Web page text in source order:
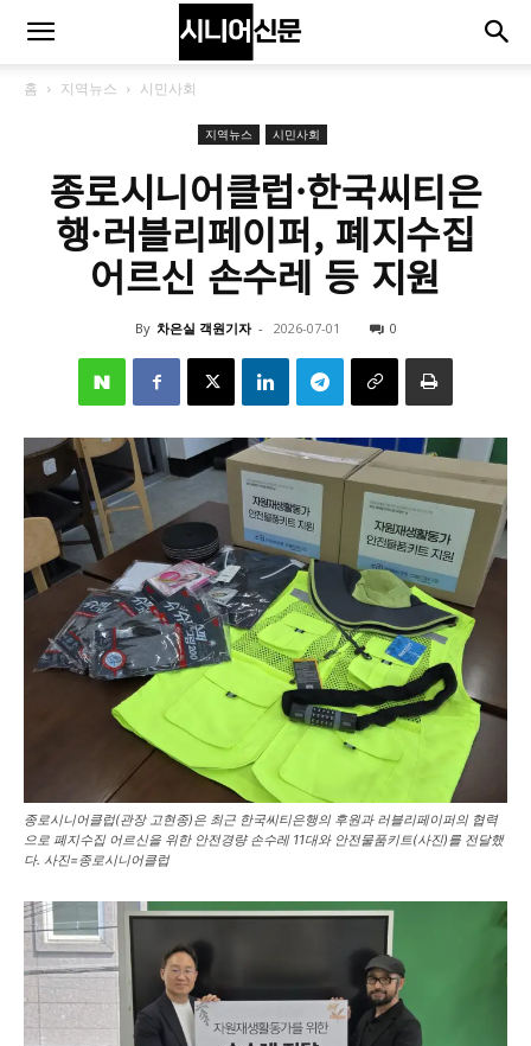
홈 지역뉴스 시민사회
지역뉴스 시민사회
종로시니어클럽·한국씨티은
행·러블리페이퍼, 폐지수집
어르신 손수레 등 지원
By 차은실 객원기자 - 2026-07-01 0
종로시니어클럽(관장 고현종)은 최근 한국씨티은행의 후원과 러블리페이퍼의 협력
으로 폐지수집 어르신을 위한 안전경량 손수레 11대와 안전물품키트(사진)를 전달했
다. 사진=종로시니어클럽